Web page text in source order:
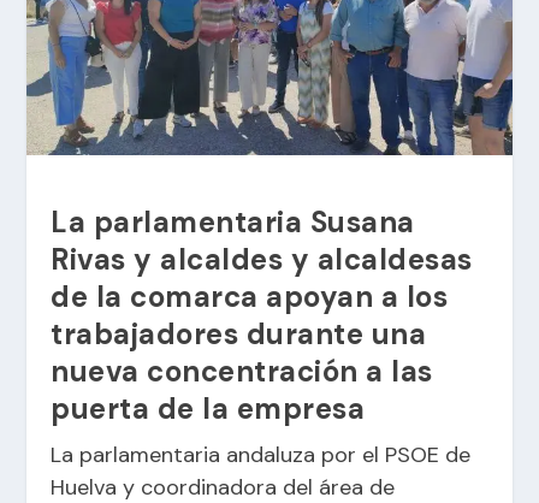
La parlamentaria Susana
Rivas y alcaldes y alcaldesas
de la comarca apoyan a los
trabajadores durante una
nueva concentración a las
puerta de la empresa
La parlamentaria andaluza por el PSOE de
Huelva y coordinadora del área de